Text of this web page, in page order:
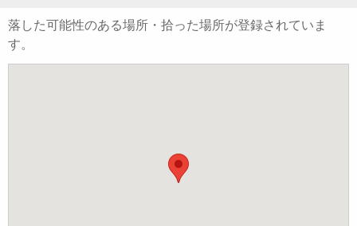
落した可能性のある場所・拾った場所が登録されていま
す。